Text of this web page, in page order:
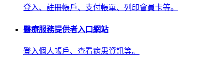
登入、註冊帳戶、支付帳單、列印會員卡等。
醫療服務提供者入口網站
登入個人帳戶、查看病患資訊等。